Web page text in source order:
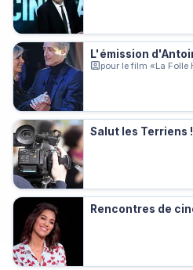
L'émission
pour le film «La Folle
Salut les Terriens !
Rencontres de